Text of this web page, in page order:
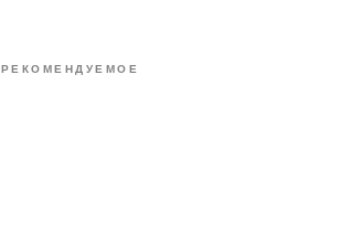
РЕКОМЕНДУЕМОЕ